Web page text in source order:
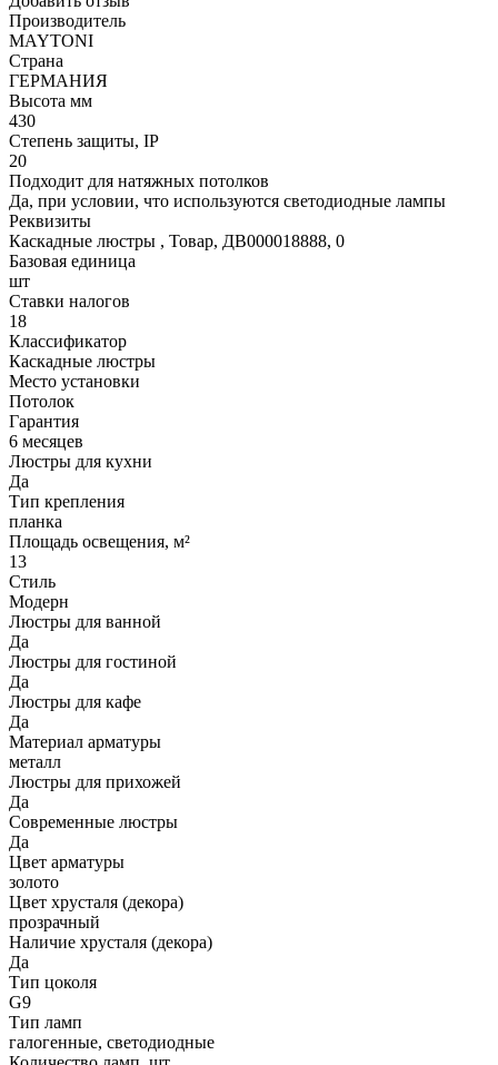
Производитель
MAYTONI
Страна
ГЕРМАНИЯ
Высота мм
430
Степень защиты, IP
20
Подходит для натяжных потолков
Да, при условии, что используются светодиодные лампы
Реквизиты
Каскадные люстры , Товар, ДВ000018888, 0
Базовая единица
шт
Ставки налогов
18
Классификатор
Каскадные люстры
Место установки
Потолок
Гарантия
6 месяцев
Люстры для кухни
Да
Тип крепления
планка
Площадь освещения, м²
13
Стиль
Модерн
Люстры для ванной
Да
Люстры для гостиной
Да
Люстры для кафе
Да
Материал арматуры
металл
Люстры для прихожей
Да
Современные люстры
Да
Цвет арматуры
золото
Цвет хрусталя (декора)
прозрачный
Наличие хрусталя (декора)
Да
Тип цоколя
G9
Тип ламп
галогенные, светодиодные